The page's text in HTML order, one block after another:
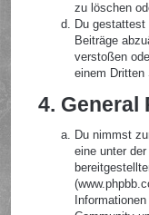
zu löschen
Du gestattest
Beiträge
verstoßen
einem Dritten
4. General
Du nimmst
eine unter